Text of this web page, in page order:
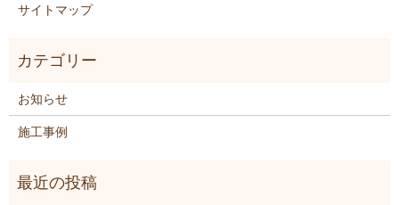
サイトマップ
お知らせ
施工事例